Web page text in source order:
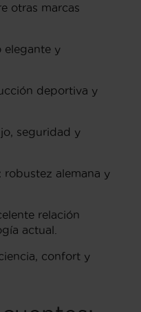
otras marcas
elegante y
deportiva y
seguridad y
: robustez alemana y
relación
actual.
confort y